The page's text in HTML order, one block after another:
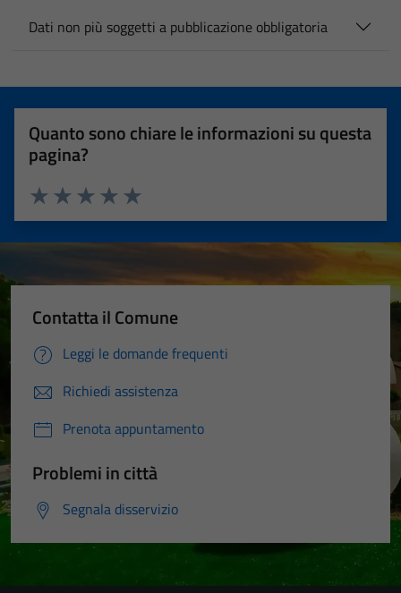
Dati non più soggetti a pubblicazione obbligatoria
Quanto sono chiare le informazioni su questa
pagina?
Valuta 5 stelle su 5
Valuta 4 stelle su 5
Valuta 3 stelle su 5
Valuta 2 stelle su 5
Valuta 1 stelle su 5
Contatta il Comune
Leggi le domande frequenti
Richiedi assistenza
Prenota appuntamento
Problemi in città
Segnala disservizio